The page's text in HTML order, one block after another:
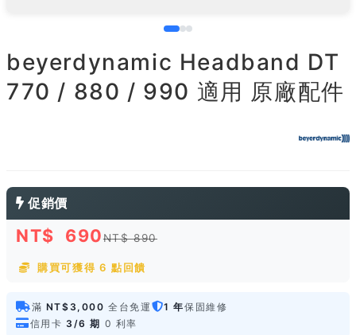
beyerdynamic Headband DT
770 / 880 / 990 適用 原廠配件
促銷價
NT$ 690NT$ 890
購買可獲得 6 點回饋
滿 NT$3,000 全台免運 1 年保固維修
信用卡 3/6 期 0 利率